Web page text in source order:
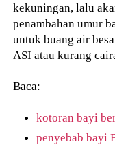
kekuningan, lalu
penambahan umur
untuk buang air
ASI atau kurang
Baca:
kotoran bayi
penyebab bayi